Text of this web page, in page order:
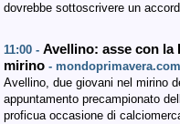
dovrebbe sottoscrivere un
11:00 - Avellino: asse con la
mirino - mondoprimavera.com
Avellino, due giovani nel mirino
appuntamento precampionato
proficua occasione di